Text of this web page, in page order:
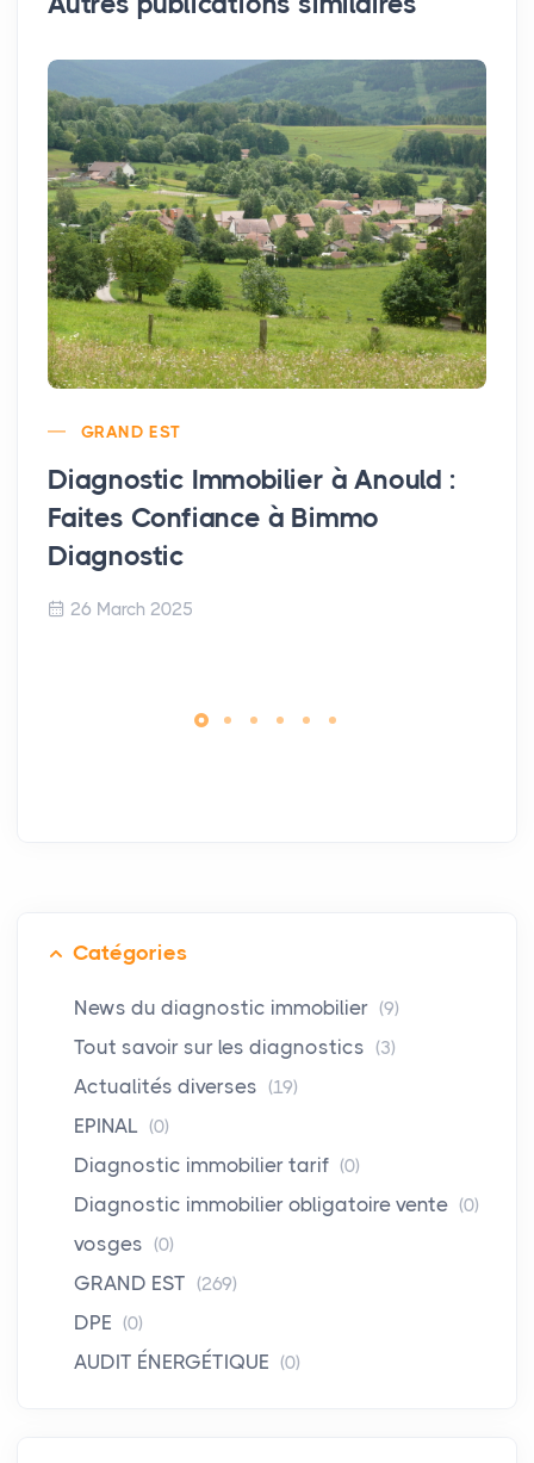
GRAND EST
Diagnostic Immobilier à Anould :
Faites Confiance à Bimmo
Diagnostic
26 March 2025
Catégories
News du diagnostic immobilier (9)
Tout savoir sur les diagnostics (3)
Actualités diverses (19)
EPINAL (0)
Diagnostic immobilier tarif (0)
Diagnostic immobilier obligatoire vente (0)
vosges (0)
GRAND EST (269)
DPE (0)
AUDIT ÉNERGÉTIQUE (0)